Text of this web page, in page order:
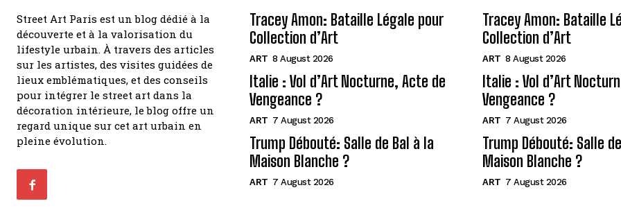
Street Art Paris est un blog dédié à la
découverte et à la valorisation du
lifestyle urbain. À travers des articles
sur les artistes, des visites guidées de
lieux emblématiques, et des conseils
pour intégrer le street art dans la
décoration intérieure, le blog offre un
regard unique sur cet art urbain en
pleine évolution.
Tracey Amon: Bataille Légale pour
Collection d’Art
ART 8 August 2026
Italie : Vol d’Art Nocturne, Acte de
Vengeance ?
ART 7 August 2026
Trump Débouté: Salle de Bal à la
Maison Blanche ?
ART 7 August 2026
Tracey Amon: Bataille
Collection d’Art
ART 8 August 2026
Italie : Vol d’Art
Vengeance ?
ART 7 August 2026
Trump Débouté: Salle
Maison Blanche ?
ART 7 August 2026